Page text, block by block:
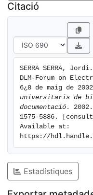
Citació
SERRA SERRA,
DLM-Forum on
6¿8 de maig de
universitaris de
documentació .
1575-5886.
Available at:
https://
Estadístiques